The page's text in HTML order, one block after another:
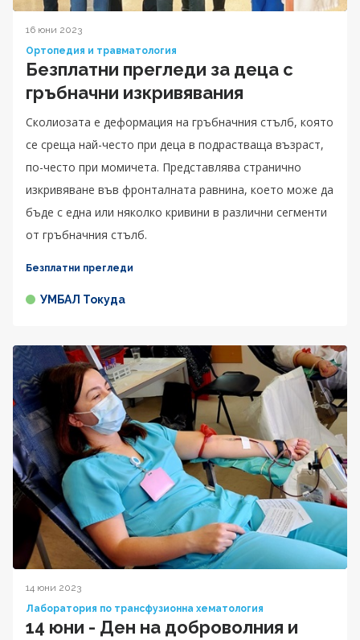
16 юни 2023
Ортопедия и травматология
Безплатни прегледи за деца с
гръбначни изкривявания
Сколиозата е деформация на гръбначния стълб, която
се среща най-често при деца в подрастваща възраст,
по-често при момичета. Представлява странично
изкривяване във фронталната равнина, което може да
бъде с една или няколко кривини в различни сегменти
от гръбначния стълб.
Безплатни прегледи
УМБАЛ Токуда
14 юни 2023
Лаборатория по трансфузионна хематология
14 юни - Ден на доброволния и